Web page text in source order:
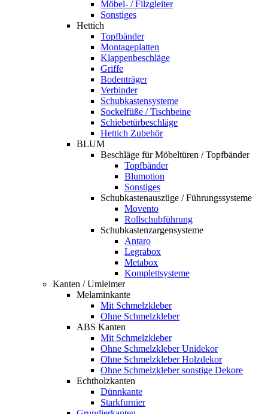
Möbel- / Filzgleiter
Sonstiges
Hettich
Topfbänder
Montageplatten
Klappenbeschläge
Griffe
Bodenträger
Verbinder
Schubkastensysteme
Sockelfüße / Tischbeine
Schiebetürbeschläge
Hettich Zubehör
BLUM
Beschläge für Möbeltüren / Topfbänder
Topfbänder
Blumotion
Sonstiges
Schubkastenauszüge / Führungssysteme
Movento
Rollschubführung
Schubkastenzargensysteme
Antaro
Legrabox
Metabox
Komplettsysteme
Kanten / Umleimer
Melaminkante
Mit Schmelzkleber
Ohne Schmelzkleber
ABS Kanten
Mit Schmelzkleber
Ohne Schmelzkleber Unidekor
Ohne Schmelzkleber Holzdekor
Ohne Schmelzkleber sonstige Dekore
Echtholzkanten
Dünnkante
Starkfurnier